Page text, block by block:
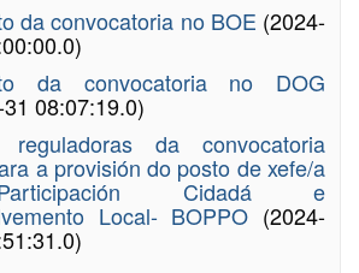
da convocatoria no BOE (2024-
da convocatoria no DOG
08:07:19.0)
reguladoras da convocatoria
a provisión do posto de xefe/a
Cidadá e
Local- BOPPO (2024-